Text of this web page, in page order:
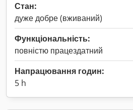
Стан:
дуже добре (вживаний)
Функціональність:
повністю працездатний
Напрацювання годин:
5 h